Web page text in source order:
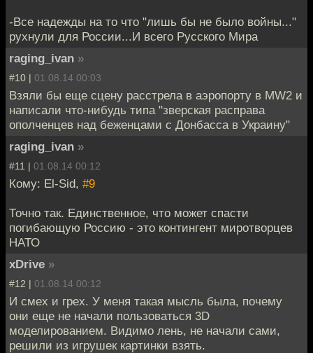
-Все надежды на то что "лишь бы не было войны..."
рухнули для России...И всего Русского Мира
raging_ivan »
#10 | 01.08.14 00:03
Взяли бы еще сцену расстрела в аэропорту в MW2 и
написали что-нибудь типа "зверская расправа
ополченцев над беженцами с Донбасса в Украину"
raging_ivan »
#11 | 01.08.14 00:12
Кому: El-Sid, #9
Точно так. Единственное, что может спасти
погибающую Россию - это контингент миротворцев
НАТО
xDrive »
#12 | 01.08.14 00:12
И смех и грех. У меня такая мысль была, почему
они еще не начали пользоваться 3D
моделированием. Видимо лень, не начали сами,
решили из игрушек картинки взять.